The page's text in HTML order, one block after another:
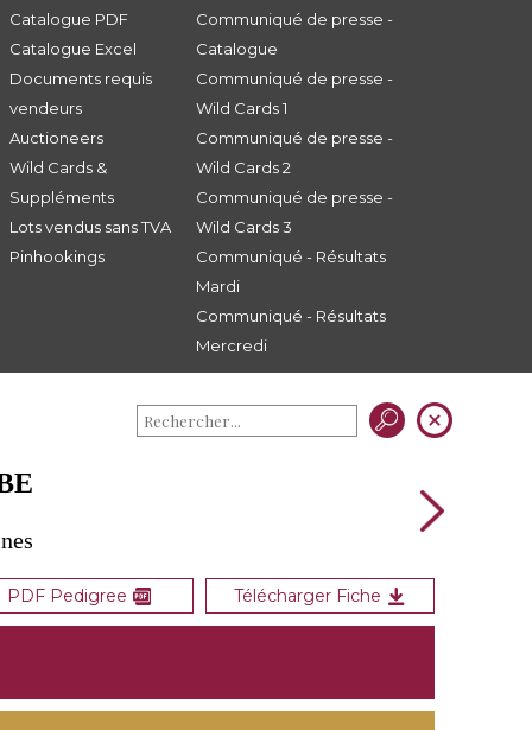
Catalogue PDF
Catalogue Excel
Documents requis
vendeurs
Auctioneers
Wild Cards &
Suppléments
Lots vendus sans TVA
Pinhookings
Communiqué de presse -
Catalogue
Communiqué de presse -
Wild Cards 1
Communiqué de presse -
Wild Cards 2
Communiqué de presse -
Wild Cards 3
Communiqué - Résultats
Mardi
Communiqué - Résultats
Mercredi
PDF Pedigree Télécharger Fiche